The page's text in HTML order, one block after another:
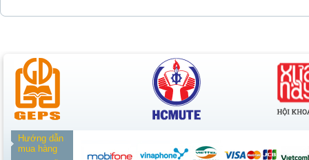
Hướng dẫn
mua hàng